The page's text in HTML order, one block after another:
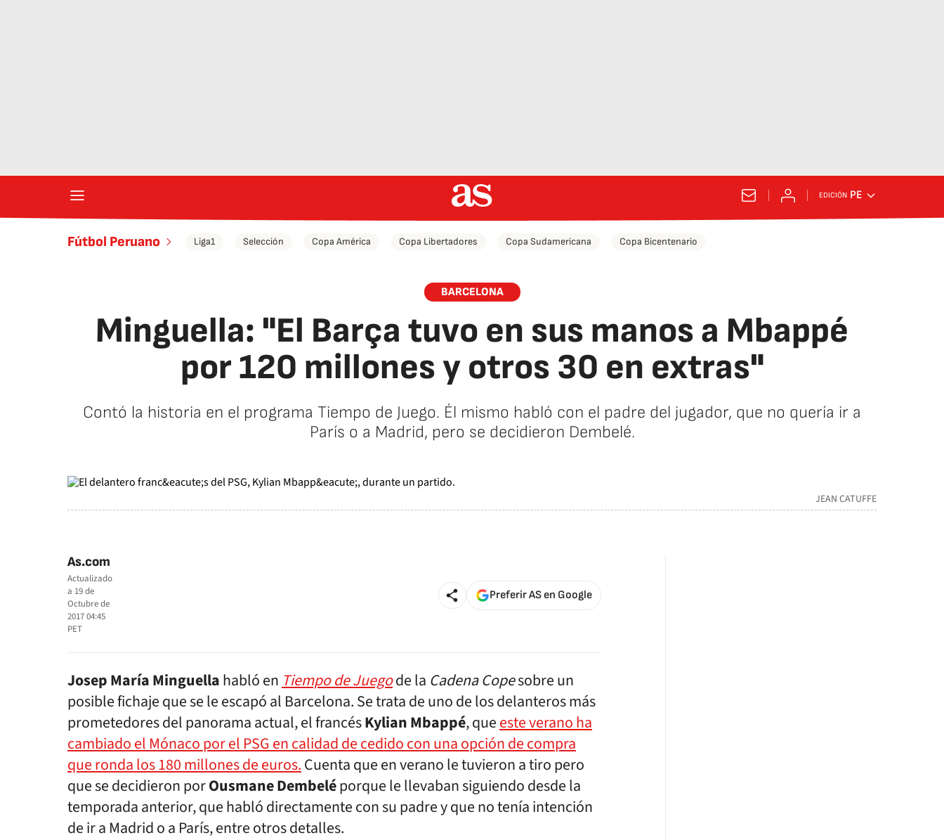
EDICIÓN PE
Fútbol Peruano Liga1 Selección Copa América Copa Libertadores Copa Sudamericana Copa Bicentenario
BARCELONA
Minguella: "El Barça tuvo en sus manos a Mbappé
por 120 millones y otros 30 en extras"
Contó la historia en el programa Tiempo de Juego. Él mismo habló con el padre del jugador, que no quería ir a
París o a Madrid, pero se decidieron Dembelé.
JEAN CATUFFE
As.com
Actualizado
a 19 de
Octubre de
2017 04:45
PET
Preferir AS en Google
Josep María Minguellahabló en Tiempo de Juegode la Cadena Copesobre un
posible fichaje que se le escapó al Barcelona. Se trata de uno de los delanteros más
prometedores del panorama actual, el francésKylian Mbappé, queeste verano ha
cambiado el Mónaco por el PSG en calidad de cedido con una opción de compra
que ronda los 180 millones de euros.Cuenta que en verano le tuvieron a tiro pero
que se decidieron porOusmane Dembeléporque le llevaban siguiendo desde la
temporada anterior, que habló directamente con su padre y que no tenía intención
de ir a Madrid o a París, entre otros detalles.